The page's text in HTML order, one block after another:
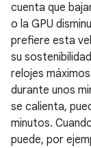
cuenta que
o la GPU
prefiere esta
su
relojes
durante unos
se calienta,
minutos.
puede, por